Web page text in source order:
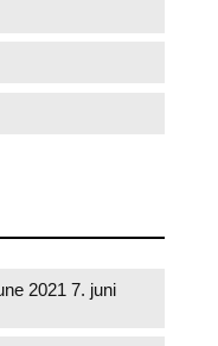
2021 7. juni